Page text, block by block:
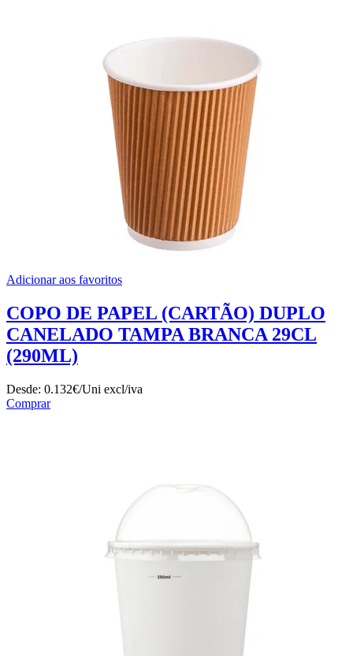
Adicionar aos favoritos
COPO DE PAPEL (CARTÃO) DUPLO
CANELADO TAMPA BRANCA 29CL
(290ML)
Desde: 0.132€/Uni excl/iva
Comprar